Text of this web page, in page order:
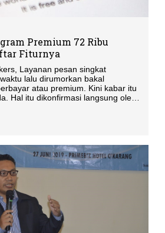
Premium 72 Ribu
Fiturnya
lalu dirumorkan bakal
atau premium. Kini kabar itu
Hal itu dikonfirmasi langsung oleh